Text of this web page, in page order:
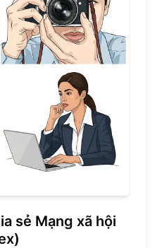
sẻ Mạng xã hội